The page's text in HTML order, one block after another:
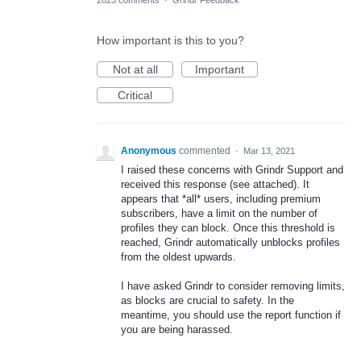
How important is this to you?
Not at all
Important
Critical
Anonymous commented · Mar 13, 2021
I raised these concerns with Grindr Support and
received this response (see attached). It
appears that *all* users, including premium
subscribers, have a limit on the number of
profiles they can block. Once this threshold is
reached, Grindr automatically unblocks profiles
from the oldest upwards.
I have asked Grindr to consider removing limits,
as blocks are crucial to safety. In the
meantime, you should use the report function if
you are being harassed.